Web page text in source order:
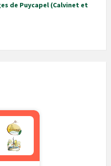
de Puycapel (Calvinet et